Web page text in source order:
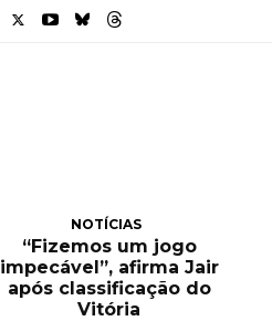
NOTÍCIAS
“Fizemos um jogo
impecável”, afirma Jair
após classificação do
Vitória